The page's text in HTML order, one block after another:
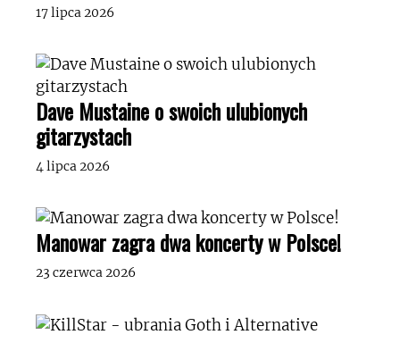
17 lipca 2026
Dave Mustaine o swoich ulubionych
gitarzystach
4 lipca 2026
Manowar zagra dwa koncerty w Polsce!
23 czerwca 2026